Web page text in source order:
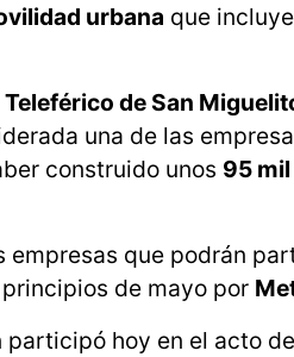
urbana que
de San
una de las
construido unos 95
empresas que podrán
de mayo por
participó hoy en el acto